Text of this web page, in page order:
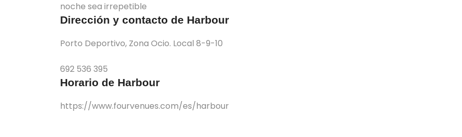
noche sea irrepetible
Dirección y contacto de Harbour
Porto Deportivo, Zona Ocio. Local 8-9-10
692 536 395
Horario de Harbour
https://www.fourvenues.com/es/harbour